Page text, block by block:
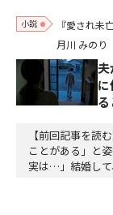
小説 『愛され未
月川 みのり
夫
【前回記事を読
ことがある」と
実は…」結婚して